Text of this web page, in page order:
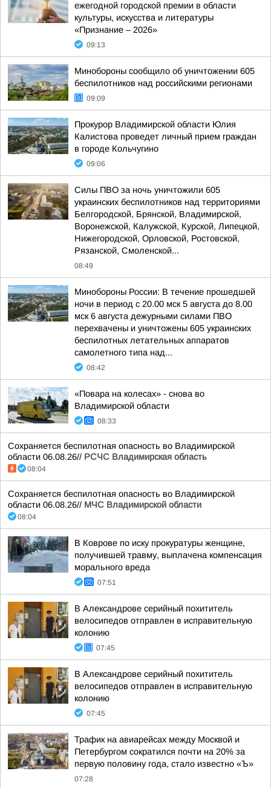
ежегодной городской премии в области
культуры, искусства и литературы
«Признание – 2026»
09:13
Минобороны сообщило об уничтожении 605
беспилотников над российскими регионами
09:09
Прокурор Владимирской области Юлия
Калистова проведет личный прием граждан
в городе Кольчугино
09:06
Силы ПВО за ночь уничтожили 605
украинских беспилотников над территориями
Белгородской, Брянской, Владимирской,
Воронежской, Калужской, Курской, Липецкой,
Нижегородской, Орловской, Ростовской,
Рязанской, Смоленской...
08:49
Минобороны России: В течение прошедшей
ночи в период с 20.00 мск 5 августа до 8.00
мск 6 августа дежурными силами ПВО
перехвачены и уничтожены 605 украинских
беспилотных летательных аппаратов
самолетного типа над...
08:42
«Повара на колесах» - снова во
Владимирской области
08:33
Сохраняется беспилотная опасность во Владимирской
области 06.08.26// РСЧС Владимирская область
08:04
Сохраняется беспилотная опасность во Владимирской
области 06.08.26// МЧС Владимирской области
08:04
В Коврове по иску прокуратуры женщине,
получившей травму, выплачена компенсация
морального вреда
07:51
В Александрове серийный похититель
велосипедов отправлен в исправительную
колонию
07:45
В Александрове серийный похититель
велосипедов отправлен в исправительную
колонию
07:45
Трафик на авиарейсах между Москвой и
Петербургом сократился почти на 20% за
первую половину года, стало известно «Ъ»
07:28